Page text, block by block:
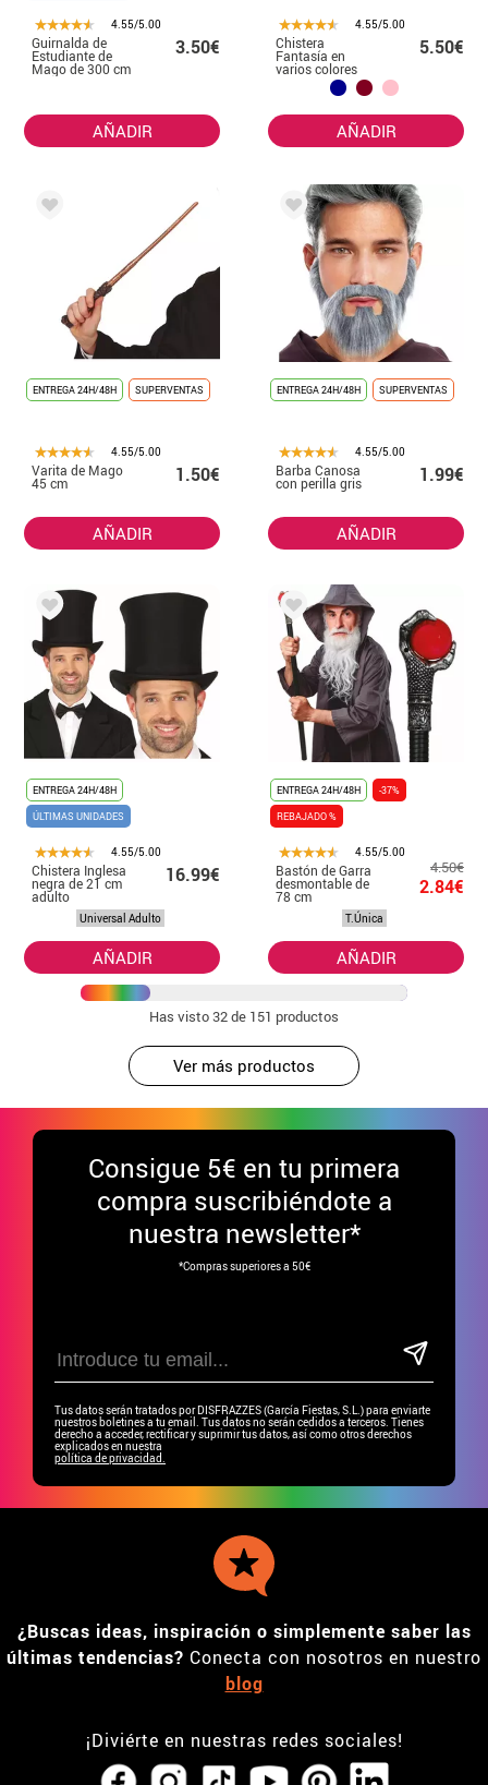
4.55/5.00
Guirnalda de
Estudiante de
Mago de 300 cm
3.50€
AÑADIR
4.55/5.00
Chistera
Fantasía en
varios colores
5.50€
AÑADIR
ENTREGA 24H/48H SUPERVENTAS
4.55/5.00
Varita de Mago
45 cm 1.50€
AÑADIR
ENTREGA 24H/48H SUPERVENTAS
4.55/5.00
Barba Canosa
con perilla gris 1.99€
AÑADIR
ENTREGA 24H/48H
ÚLTIMAS UNIDADES
4.55/5.00
Chistera Inglesa
negra de 21 cm
adulto
16.99€
Universal Adulto
AÑADIR
ENTREGA 24H/48H
-37%
REBAJADO %
4.55/5.00
Bastón de Garra
desmontable de
78 cm
4.50€
2.84€
T.Única
AÑADIR
Has visto32de 151 productos
Ver más productos
Consigue 5€ en tu primera
compra suscribiéndote a
nuestra newsletter*
*Compras superiores a 50€
Tus datos serán tratados por DISFRAZZES (García Fiestas, S.L.) para enviarte
nuestros boletines a tu email. Tus datos no serán cedidos a terceros. Tienes
derecho a acceder, rectificar y suprimir tus datos, así como otros derechos
explicados en nuestra
política de privacidad.
¿Buscas ideas, inspiración o simplemente saber las
últimas tendencias? Conecta con nosotros en nuestro
blog
¡Diviérte en nuestras redes sociales!